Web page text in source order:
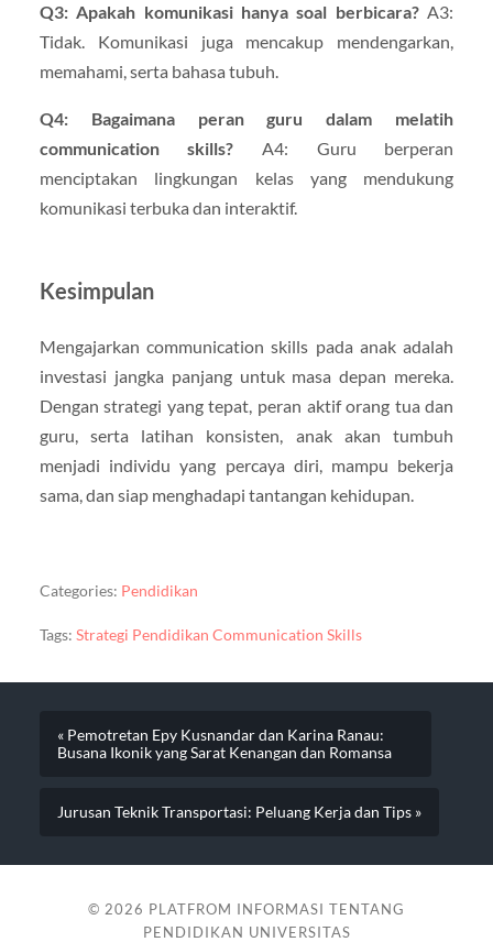
Q3: Apakah komunikasi hanya soal berbicara?A3:
Tidak. Komunikasi juga mencakup mendengarkan,
memahami, serta bahasa tubuh.
Q4: Bagaimana peran guru dalam melatih
communication skills? A4: Guru berperan
menciptakan lingkungan kelas yang mendukung
komunikasi terbuka dan interaktif.
Kesimpulan
Mengajarkan communication skills pada anak adalah
investasi jangka panjang untuk masa depan mereka.
Dengan strategi yang tepat, peran aktif orang tua dan
guru, serta latihan konsisten, anak akan tumbuh
menjadi individu yang percaya diri, mampu bekerja
sama, dan siap menghadapi tantangan kehidupan.
Categories: Pendidikan
Tags: Strategi Pendidikan Communication Skills
« Pemotretan Epy Kusnandar dan Karina Ranau:
Busana Ikonik yang Sarat Kenangan dan Romansa
Jurusan Teknik Transportasi: Peluang Kerja dan Tips »
© 2026 PLATFROM INFORMASI TENTANG
PENDIDIKAN UNIVERSITAS